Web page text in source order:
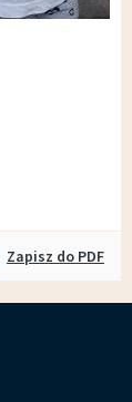
Zapisz do PDF